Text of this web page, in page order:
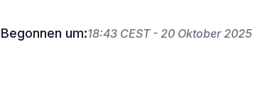
Begonnen um:18:43 CEST - 20 Oktober 2025